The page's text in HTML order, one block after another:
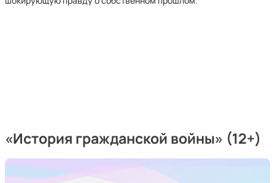
«История гражданской войны» (12+)